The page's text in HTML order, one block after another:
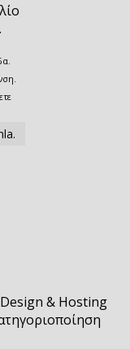
& Hosting